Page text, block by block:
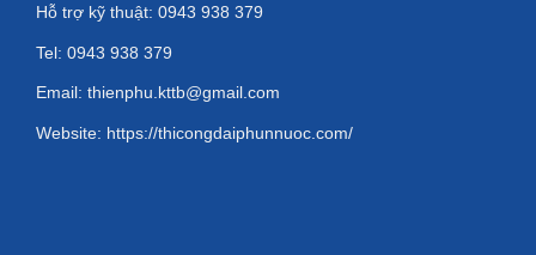
Hỗ trợ kỹ thuật: 0943 938 379
Tel: 0943 938 379
Email: thienphu.kttb@gmail.com
Website: https://thicongdaiphunnuoc.com/